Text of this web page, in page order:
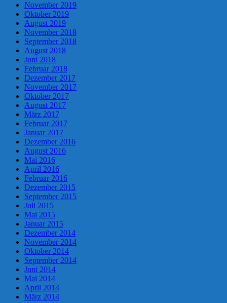
November 2019
Oktober 2019
August 2019
November 2018
September 2018
August 2018
Juni 2018
Februar 2018
Dezember 2017
November 2017
Oktober 2017
August 2017
März 2017
Februar 2017
Januar 2017
Dezember 2016
August 2016
Mai 2016
April 2016
Februar 2016
Dezember 2015
September 2015
Juli 2015
Mai 2015
Januar 2015
Dezember 2014
November 2014
Oktober 2014
September 2014
Juni 2014
Mai 2014
April 2014
März 2014